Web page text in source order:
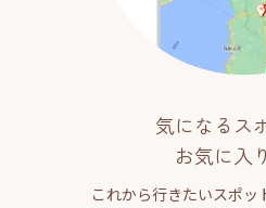
気になるス
お気に入
これから行きたいスポッ